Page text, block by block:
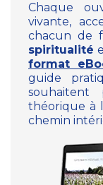
Chaque
vivante,
chacun de
spiritualité
format
guide
souhaitent
théorique à
chemin